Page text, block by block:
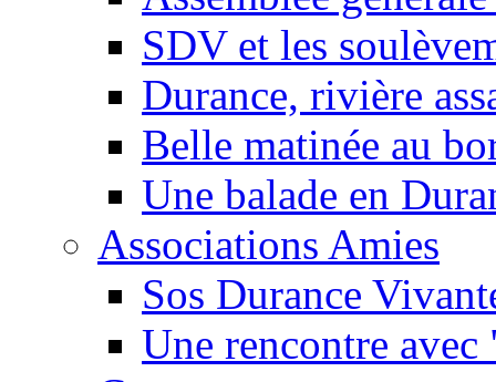
SDV et les
Durance, rivière
Belle matinée au
Une balade en
Associations Amies
Sos Durance
Une rencontre